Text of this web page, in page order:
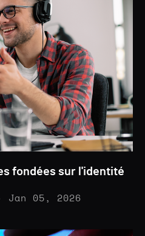
fondées sur l'identité
Jan 05, 2026